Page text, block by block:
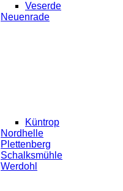
Veserde
Neuenrade
Küntrop
Nordhelle
Plettenberg
Schalksmühle
Werdohl